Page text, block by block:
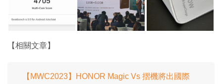
【相關文章】
【MWC2023】HONOR Magic Vs 摺機將出國際